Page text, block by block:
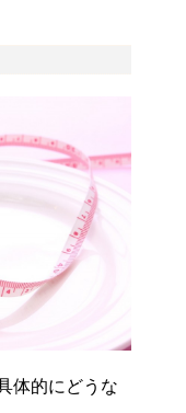
体的にどうな